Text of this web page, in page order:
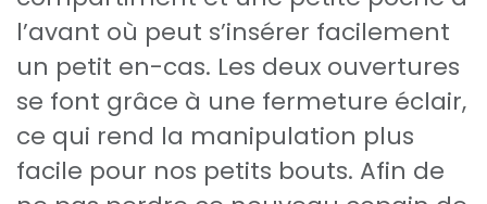
l’avant où peut s’insérer facilement
un petit en-cas. Les deux ouvertures
se font grâce à une fermeture éclair,
ce qui rend la manipulation plus
facile pour nos petits bouts. Afin de